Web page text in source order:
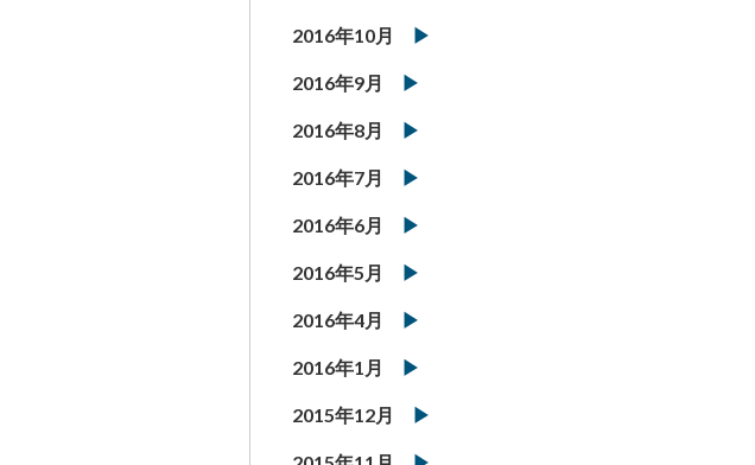
2016年10月
2016年9月
2016年8月
2016年7月
2016年6月
2016年5月
2016年4月
2016年1月
2015年12月